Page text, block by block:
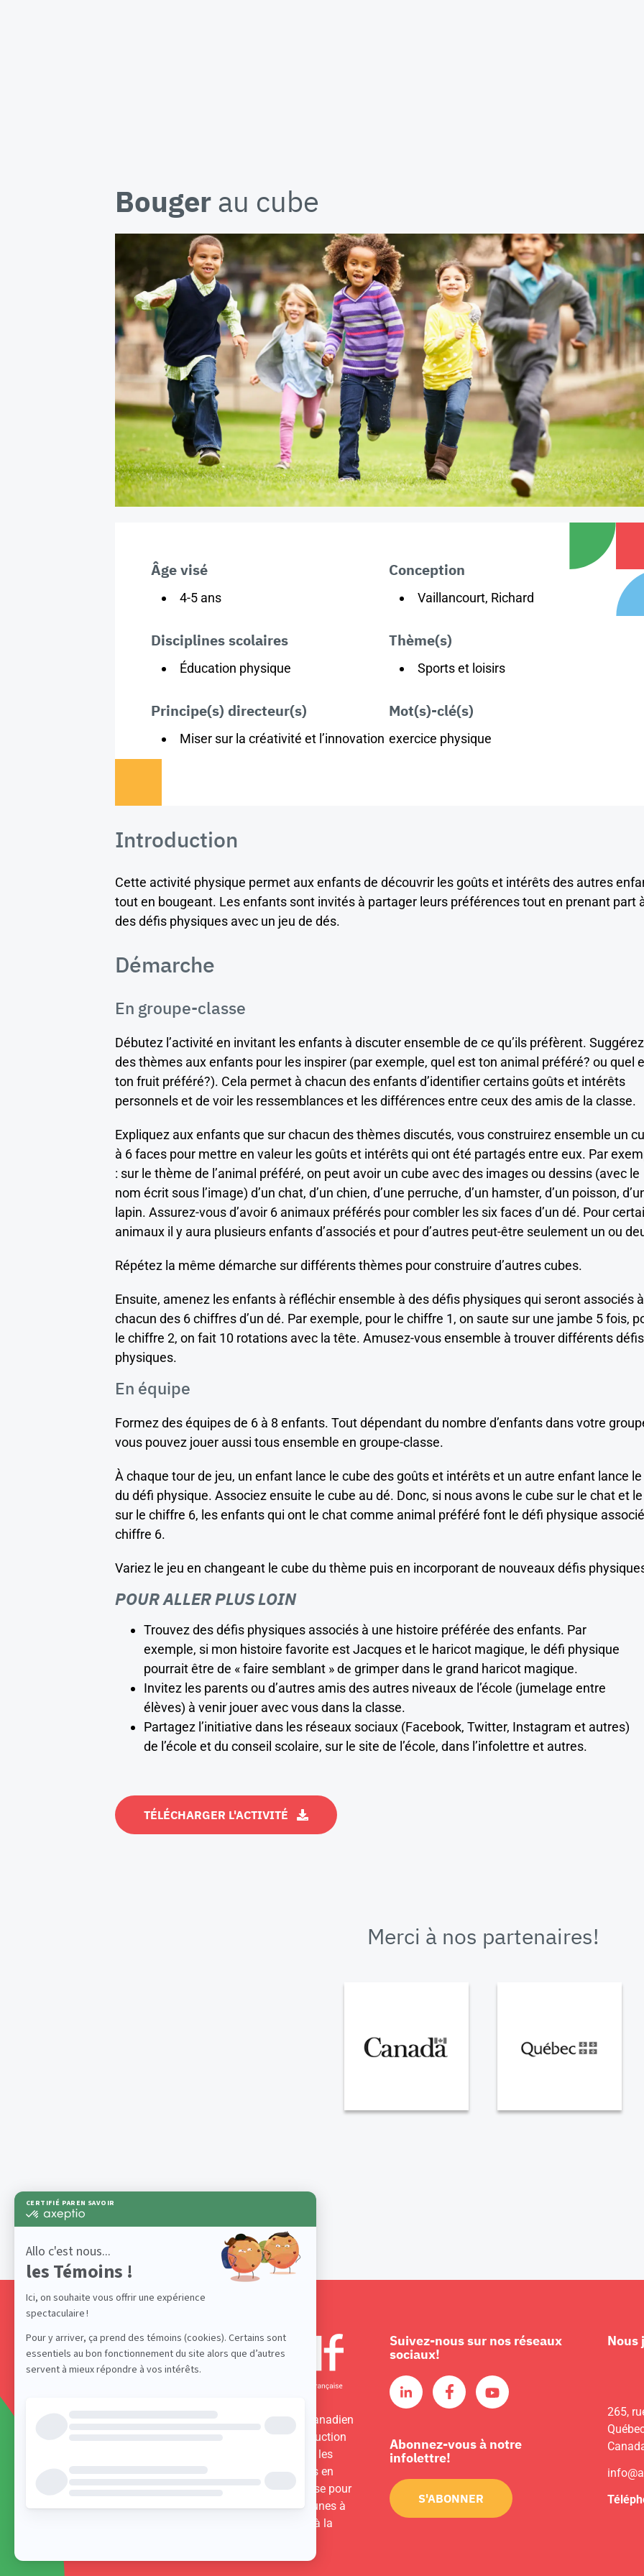
Bougerau cube
Âge visé
4-5 ans
Disciplines scolaires
Éducation physique
Principe(s) directeur(s)
Miser sur la créativité et l’innovation
Conception
Vaillancourt, Richard
Thème(s)
Sports et loisirs
Mot(s)-clé(s)
exercice physique
Introduction
Cette activité physique permet aux enfants de découvrir les goûts et intérêts des autres
tout en bougeant. Les enfants sont invités à partager leurs préférences tout en prenant part
des défis physiques avec un jeu de dés.
Démarche
En groupe-classe
Débutez l’activité en invitant les enfants à discuter ensemble de ce qu’ils préfèrent. Suggérez
des thèmes aux enfants pour les inspirer (par exemple, quel est ton animal préféré? ou quel
ton fruit préféré?). Cela permet à chacun des enfants d’identifier certains goûts et intérêts
personnels et de voir les ressemblances et les différences entre ceux des amis de la classe.
Expliquez aux enfants que sur chacun des thèmes discutés, vous construirez ensemble un
à 6 faces pour mettre en valeur les goûts et intérêts qui ont été partagés entre eux. Par
: sur le thème de l’animal préféré, on peut avoir un cube avec des images ou dessins (avec le
nom écrit sous l’image) d’un chat, d’un chien, d’une perruche, d’un hamster, d’un poisson,
lapin. Assurez-vous d’avoir 6 animaux préférés pour combler les six faces d’un dé. Pour
animaux il y aura plusieurs enfants d’associés et pour d’autres peut-être seulement un ou
Répétez la même démarche sur différents thèmes pour construire d’autres cubes.
Ensuite, amenez les enfants à réfléchir ensemble à des défis physiques qui seront associés à
chacun des 6 chiffres d’un dé. Par exemple, pour le chiffre 1, on saute sur une jambe 5 fois,
le chiffre 2, on fait 10 rotations avec la tête. Amusez-vous ensemble à trouver différents défis
physiques.
En équipe
Formez des équipes de 6 à 8 enfants. Tout dépendant du nombre d’enfants dans votre
vous pouvez jouer aussi tous ensemble en groupe-classe.
À chaque tour de jeu, un enfant lance le cube des goûts et intérêts et un autre enfant lance le
du défi physique. Associez ensuite le cube au dé. Donc, si nous avons le cube sur le chat et
sur le chiffre 6, les enfants qui ont le chat comme animal préféré font le défi physique
chiffre 6.
Variez le jeu en changeant le cube du thème puis en incorporant de nouveaux défis
POUR ALLER PLUS LOIN
Trouvez des défis physiques associés à une histoire préférée des enfants. Par
exemple, si mon histoire favorite est Jacques et le haricot magique, le défi physique
pourrait être de « faire semblant » de grimper dans le grand haricot magique.
Invitez les parents ou d’autres amis des autres niveaux de l’école (jumelage entre
élèves) à venir jouer avec vous dans la classe.
Partagez l’initiative dans les réseaux sociaux (Facebook, Twitter, Instagram et autres)
de l’école et du conseil scolaire, sur le site de l’école, dans l’infolettre et autres.
TÉLÉCHARGER L'ACTIVITÉ
Merci à nos partenaires!
L’ACELF est un réseau pancanadien
d’expertise-conseil en construction
identitaire. Elle accompagne les
intervenantes et intervenants en
éducation de langue française pour
les outiller afin d’aider les jeunes à
faire une place significative à la
Suivez-nous sur nos réseaux
sociaux!
Abonnez-vous à notre
infolettre!
S'ABONNER
Nous
265,